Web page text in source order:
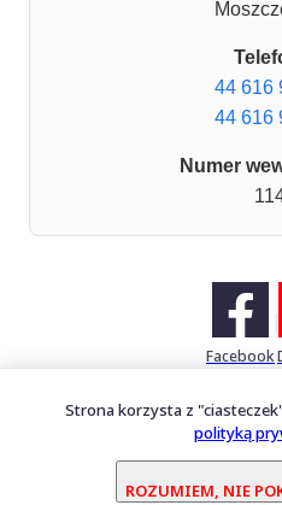
44 616
44 616
Numer
Facebook
Strona korzysta z
polityką
ROZUMIEM, NIE